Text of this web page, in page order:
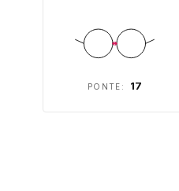
PONTE: 17